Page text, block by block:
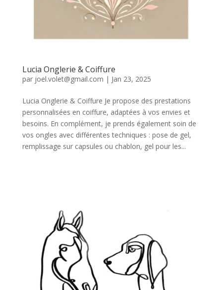
Lucia Onglerie & Coiffure
par joel.volet@gmail.com | Jan 23, 2025
Lucia Onglerie & Coiffure Je propose des prestations
personnalisées en coiffure, adaptées à vos envies et
besoins. En complément, je prends également soin de
vos ongles avec différentes techniques : pose de gel,
remplissage sur capsules ou chablon, gel pour les...